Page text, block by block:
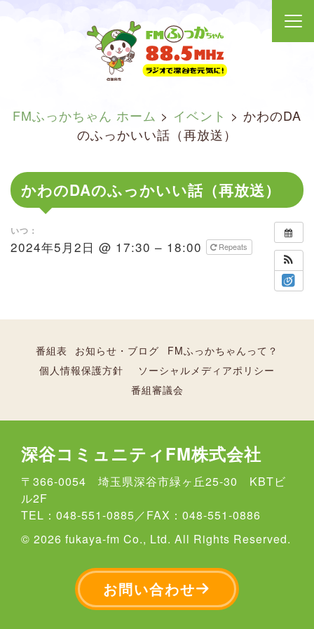
FMふっかちゃん ホーム > イベント > かわのDA
のふっかいい話（再放送）
かわのDAのふっかいい話（再放送）
いつ：
2024年5月2日 @ 17:30 – 18:00 Repeats
番組表 お知らせ・ブログ
FMふっかちゃんって？
個人情報保護方針
ソーシャルメディアポリシー
番組審議会
深谷コミュニティFM株式会社
〒366-0054 埼玉県深谷市緑ヶ丘25-30 KBTビ
ル2F
TEL：048-551-0885／FAX：048-551-0886
© 2026 fukaya-fm Co., Ltd. All Rights Reserved.
お問い合わせ